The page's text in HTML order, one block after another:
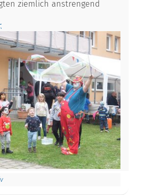
ziemlich anstrengend